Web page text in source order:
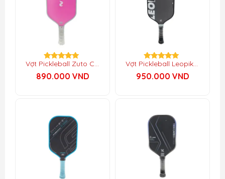
Được xếp
hạng
5.00
Vợt Pickleball Zuto Candy
890.000 VND
Được xếp
hạng
5.00
Vợt Pickleball Leopik 3K
950.000 VND